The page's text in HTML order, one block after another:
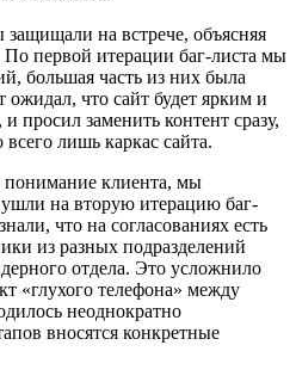
на встрече, объясняя
первой итерации баг-листа мы
большая часть из них была
ожидал, что сайт будет ярким и
просил заменить контент сразу,
всего лишь каркас сайта.
понимание клиента, мы
на вторую итерацию баг-
что на согласованиях есть
из разных подразделений
отдела. Это усложнило
«глухого телефона» между
неоднократно
вносятся конкретные